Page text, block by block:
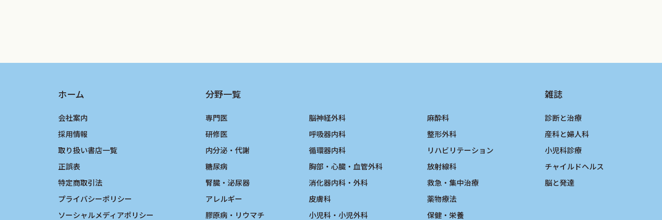
ホーム
会社案内
採用情報
取り扱い書店一覧
正誤表
特定商取引法
プライバシーポリシー
ソーシャルメディアポリシー
分野一覧
専門医
研修医
内分泌・代謝
糖尿病
腎臓・泌尿器
アレルギー
膠原病・リウマチ
脳神経外科
呼吸器内科
循環器内科
胸部・心臓・血管外科
消化器内科・外科
皮膚科
小児科・小児外科
麻酔科
整形外科
リハビリテーション
放射線科
救急・集中治療
薬物療法
保健・栄養
雑誌
診断と治療
産科と婦人科
小児科診療
チャイルドヘルス
脳と発達